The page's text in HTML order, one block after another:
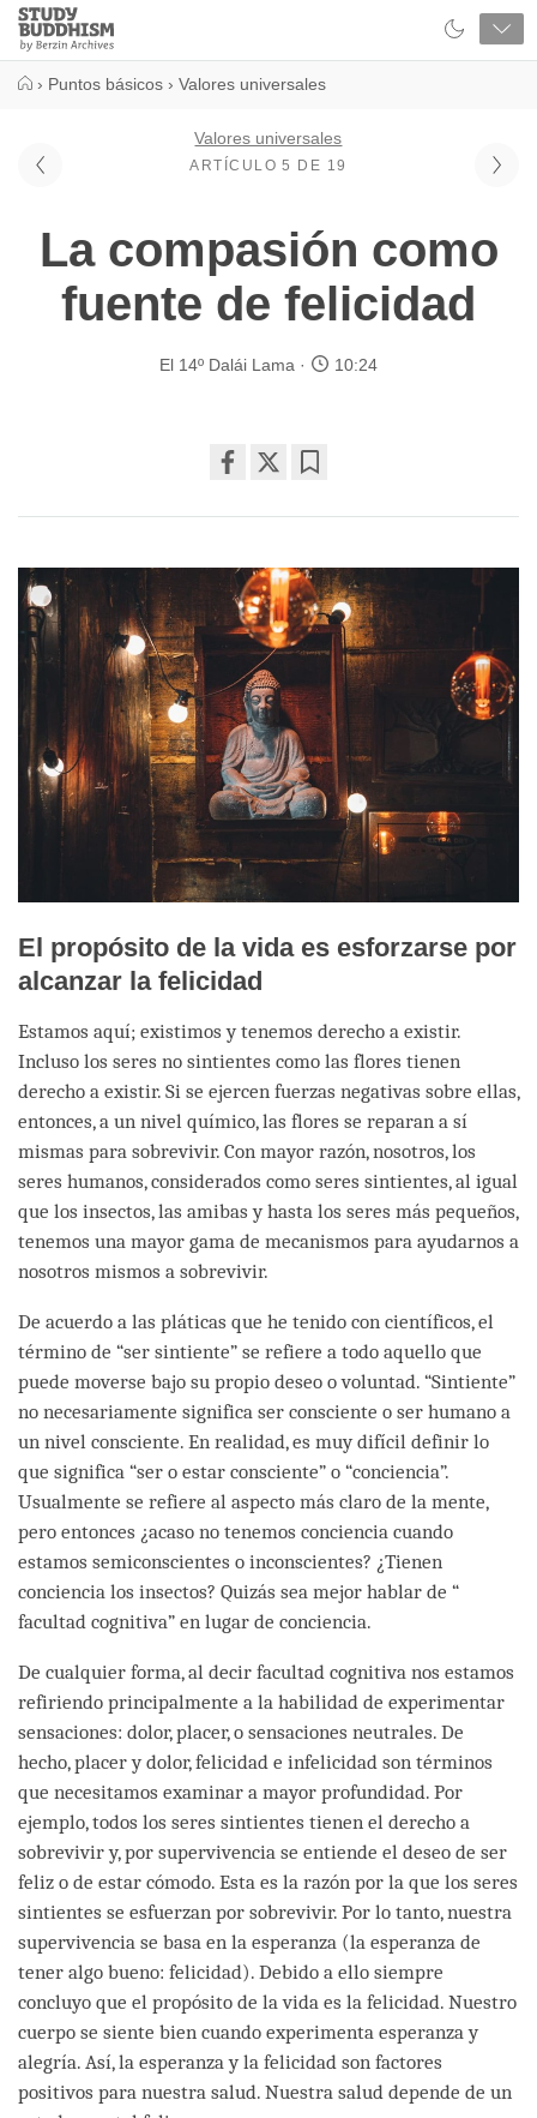
Close
Study
Buddhism
› Puntos básicos › Valores universales
Valores universales
ARTÍCULO 5 DE 19
La compasión como
fuente de felicidad
El 14º Dalái Lama 10:24
on
El propósito de la vida es esforzarse por
alcanzar la felicidad
Estamos aquí; existimos y tenemos derecho a existir.
Incluso los seres no sintientes como las flores tienen
derecho a existir. Si se ejercen fuerzas negativas sobre ellas,
entonces, a un nivel químico, las flores se reparan a sí
mismas para sobrevivir. Con mayor razón, nosotros, los
seres humanos, considerados como seres sintientes, al igual
que los insectos, las amibas y hasta los seres más pequeños,
tenemos una mayor gama de mecanismos para ayudarnos a
nosotros mismos a sobrevivir.
De acuerdo a las pláticas que he tenido con científicos, el
término de “ser sintiente” se refiere a todo aquello que
puede moverse bajo su propio deseo o voluntad. “Sintiente”
no necesariamente significa ser consciente o ser humano a
un nivel consciente. En realidad, es muy difícil definir lo
que significa “ser o estar consciente” o “conciencia”.
Usualmente se refiere al aspecto más claro de la mente,
pero entonces ¿acaso no tenemos conciencia cuando
estamos semiconscientes o inconscientes? ¿Tienen
conciencia los insectos? Quizás sea mejor hablar de “
facultad cognitiva” en lugar de conciencia.
De cualquier forma, al decir facultad cognitiva nos estamos
refiriendo principalmente a la habilidad de experimentar
sensaciones: dolor, placer, o sensaciones neutrales. De
hecho, placer y dolor, felicidad e infelicidad son términos
que necesitamos examinar a mayor profundidad. Por
ejemplo, todos los seres sintientes tienen el derecho a
sobrevivir y, por supervivencia se entiende el deseo de ser
feliz o de estar cómodo. Esta es la razón por la que los seres
sintientes se esfuerzan por sobrevivir. Por lo tanto, nuestra
supervivencia se basa en la esperanza (la esperanza de
tener algo bueno: felicidad). Debido a ello siempre
concluyo que el propósito de la vida es la felicidad. Nuestro
cuerpo se siente bien cuando experimenta esperanza y
alegría. Así, la esperanza y la felicidad son factores
positivos para nuestra salud. Nuestra salud depende de un